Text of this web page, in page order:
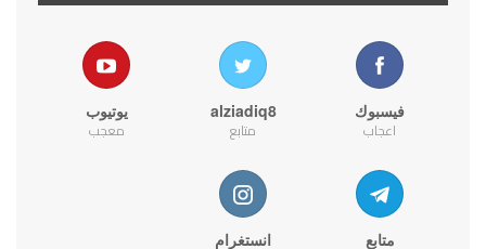
فيسبوك
اعجاب
alziadiq8
متابع
يوتيوب
معجب
متابع انستغرام